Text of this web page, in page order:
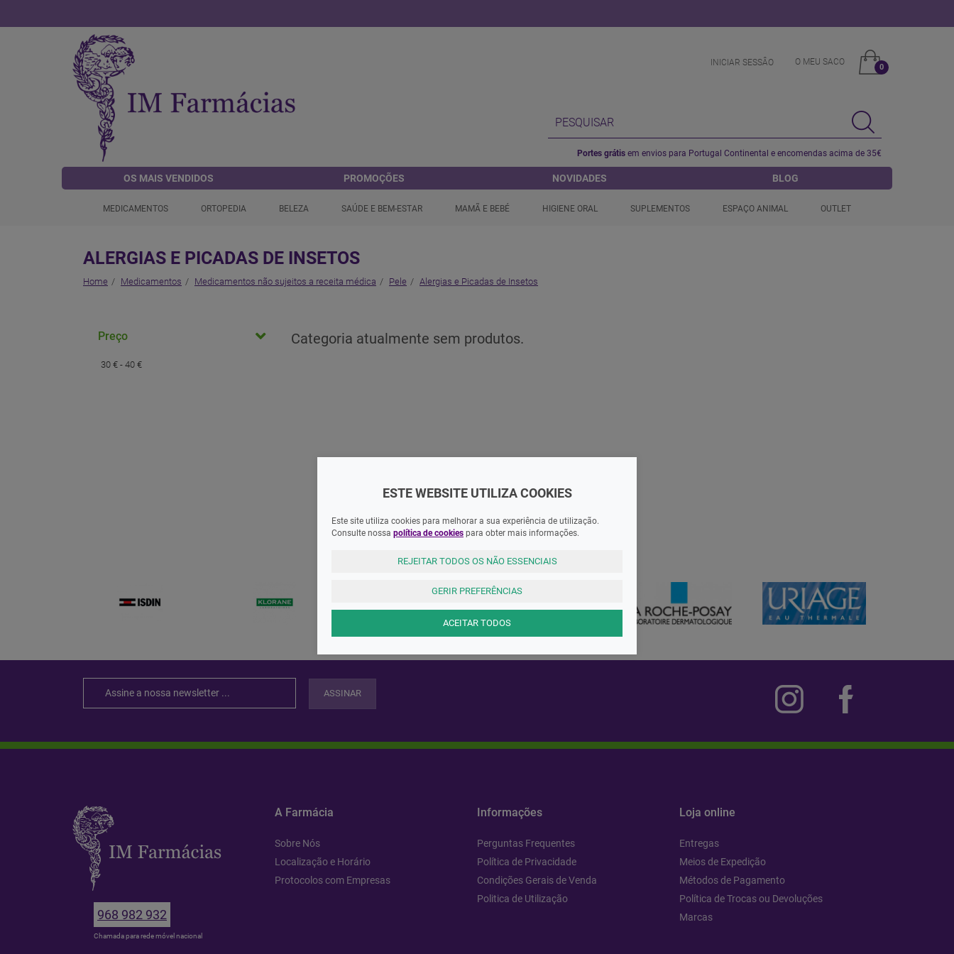
INICIAR SESSÂO O MEU SACO
0
Portes grátis em envios para Portugal Continental e encomendas acima de 35€
OS MAIS VENDIDOS PROMOÇÕES NOVIDADES BLOG
MEDICAMENTOS ORTOPEDIA BELEZA SAÚDE E BEM-ESTAR MAMÃ E BEBÉ HIGIENE ORAL SUPLEMENTOS ESPAÇO ANIMAL OUTLET
ALERGIAS E PICADAS DE INSETOS
Home Medicamentos Medicamentos não sujeitos a receita médica Pele Alergias e Picadas de Insetos
Preço
30 € - 40 €
Categoria atualmente sem produtos.
AS MELHORES MARCAS
ASSINAR
968 982 932
Chamada para rede móvel nacional
A Farmácia
Sobre Nós
Localização e Horário
Protocolos com Empresas
Informações
Perguntas Frequentes
Política de Privacidade
Condições Gerais de Venda
Politica de Utilização
Loja online
Entregas
Meios de Expedição
Métodos de Pagamento
Política de Trocas ou Devoluções
Marcas
ESTE WEBSITE UTILIZA COOKIES
Este site utiliza cookies para melhorar a sua experiência de utilização.
Consulte nossa política de cookies para obter mais informações.
REJEITAR TODOS OS NÃO ESSENCIAIS
GERIR PREFERÊNCIAS
ACEITAR TODOS